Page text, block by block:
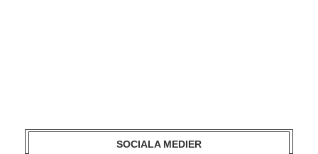
SOCIALA MEDIER